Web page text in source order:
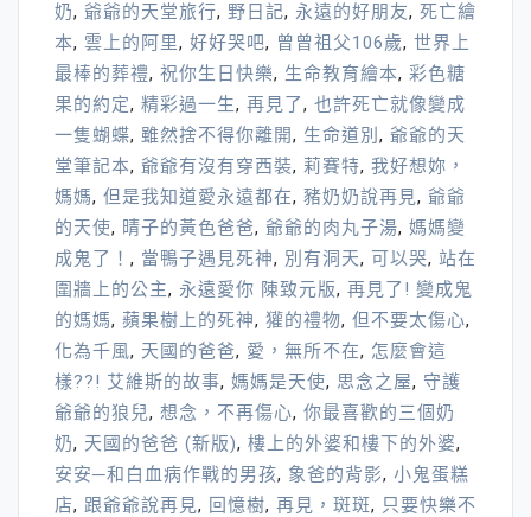
奶, 爺爺的天堂旅行, 野日記, 永遠的好朋友, 死亡繪
本, 雲上的阿里, 好好哭吧, 曾曾祖父106歲, 世界上
最棒的葬禮, 祝你生日快樂, 生命教育繪本, 彩色糖
果的約定, 精彩過一生, 再見了, 也許死亡就像變成
一隻蝴蝶, 雖然捨不得你離開, 生命道別 , 爺爺的天
堂筆記本, 爺爺有沒有穿西裝, 莉賽特, 我好想妳，
媽媽, 但是我知道愛永遠都在, 豬奶奶說再見, 爺爺
的天使, 晴子的黃色爸爸, 爺爺的肉丸子湯, 媽媽變
成鬼了！ , 當鴨子遇見死神, 別有洞天, 可以哭, 站在
圍牆上的公主, 永遠愛你 陳致元版, 再見了! 變成鬼
的媽媽, 蘋果樹上的死神, 獾的禮物, 但不要太傷心,
化為千風, 天國的爸爸, 愛，無所不在, 怎麼會這
樣??! 艾維斯的故事, 媽媽是天使, 思念之屋, 守護
爺爺的狼兒, 想念，不再傷心, 你最喜歡的三個奶
奶, 天國的爸爸 (新版), 樓上的外婆和樓下的外婆,
安安─和白血病作戰的男孩, 象爸的背影, 小鬼蛋糕
店, 跟爺爺說再見, 回憶樹, 再見，斑斑, 只要快樂不